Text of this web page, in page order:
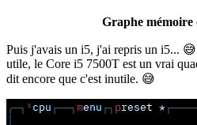
Graphe mémoire
Puis j'avais un i5, j'ai repris un i5...
utile, le Core i5 7500T est un vrai
dit encore que c'est inutile. 😅